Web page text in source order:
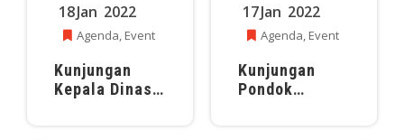
Jan
18 2022
Agenda, Event
Kunjungan
Kepala Dinas
Jan
17 2022
Agenda, Event
Kunjungan
Pondok